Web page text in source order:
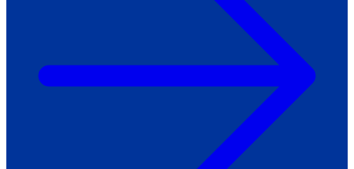
Молодіжний челендж «Жестова
мова для мене – це…»
Репортажі спеціальних та
інклюзивних начальних закладів
України
Як приклад стійкості спільноти
Говоримо коротко про наболіле
Міжнародний тиждень глухих людей